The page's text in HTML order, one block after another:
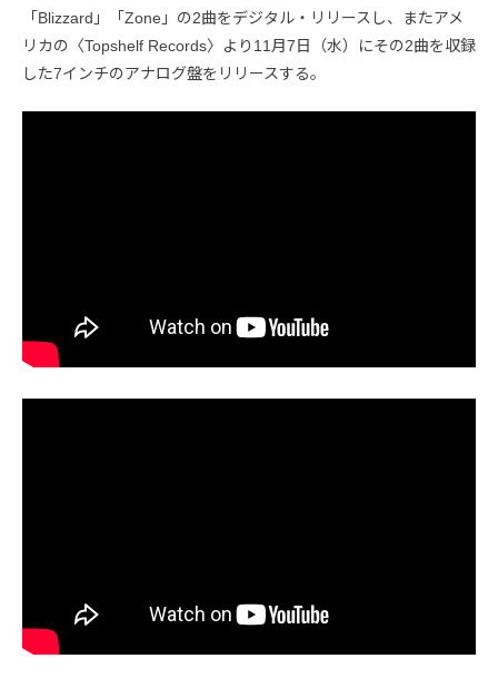
「Blizzard」「Zone」の2曲をデジタル・リリースし、またアメ
リカの〈Topshelf Records〉より11月7日（水）にその2曲を収録
した7インチのアナログ盤をリリースする。